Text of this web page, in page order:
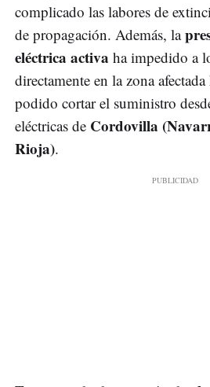
complicado las labores de
de propagación. Además, la
eléctrica activa ha impedido a
directamente en la zona afectada
podido cortar el suministro
eléctricas de Cordovilla
Rioja).